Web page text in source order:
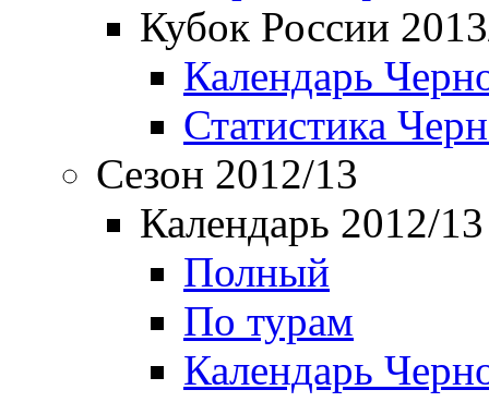
Кубок России
Календарь
Статистика
Сезон 2012/13
Календарь 2012/13
Полный
По турам
Календарь